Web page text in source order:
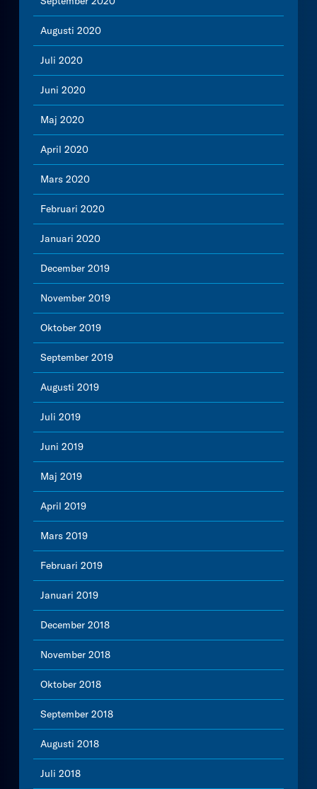
Augusti 2020
Juli 2020
Juni 2020
Maj 2020
April 2020
Mars 2020
Februari 2020
Januari 2020
December 2019
November 2019
Oktober 2019
September 2019
Augusti 2019
Juli 2019
Juni 2019
Maj 2019
April 2019
Mars 2019
Februari 2019
Januari 2019
December 2018
November 2018
Oktober 2018
September 2018
Augusti 2018
Juli 2018